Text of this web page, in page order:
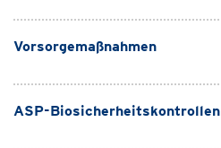
Vorsorgemaßnahmen
ASP-Biosicherheitskontrollen